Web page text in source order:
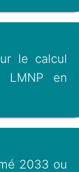
le calcul
LMNP en
2033 ou